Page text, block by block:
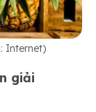
Internet)
giải